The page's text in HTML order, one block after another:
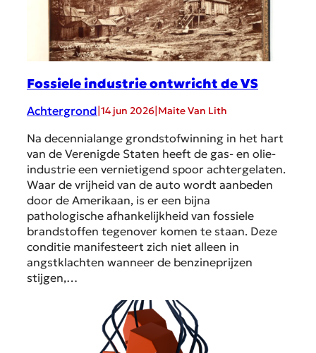
Fossiele industrie ontwricht de VS
Achtergrond 14 jun 2026 Maite Van Lith
Na decennialange grondstofwinning in het hart
van de Verenigde Staten heeft de gas- en olie-
industrie een vernietigend spoor achtergelaten.
Waar de vrijheid van de auto wordt aanbeden
door de Amerikaan, is er een bijna
pathologische afhankelijkheid van fossiele
brandstoffen tegenover komen te staan. Deze
conditie manifesteert zich niet alleen in
angstklachten wanneer de benzineprijzen
stijgen,…